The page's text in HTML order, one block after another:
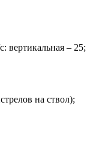
вертикальная – 25;
на ствол);